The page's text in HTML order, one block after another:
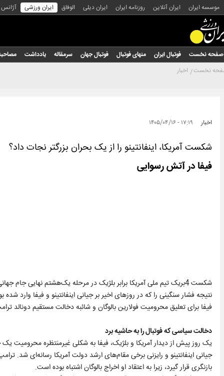
موسسه ایران ایران آنلاین روزنامه ایران ایران دیلی الوفاق ایران ورزشی
صفحه نخست فوتبال ایران منهای فوتبال فوتبال جهان سرمقاله یادداشت
نخست اخبار
اخبار ۱۷:۱۹ - ۱۴۰۵/۰۴/۱۶
شکست آمریکا، اینفانتینو را از یک بحران بزرگتر نجات داد؟
فیفا در آتش رسوایی
نتیجه فشار سنگینی را که در روزهای اخیر بر جیانی اینفانتینو و فیفا
فیفا برای تعلیق محرومیت فولارین بالوگان و شائبه دخالت مستقیم دونالد
دخالت سیاسی که فوتبال را به حاشیه برد
یک روز پیش از دیدار آمریکا و بلژیک، فیفا به شکلی غیرمنتظره محرومیت
جیانی اینفانتینو و رایزنی برخی مقام‌های ارشد دولت آمریکا رسانه‌ای شد.
بازنگری قرار گیرد، زیرا به اعتقاد او اخراج بالوگان اشتباه بوده است.